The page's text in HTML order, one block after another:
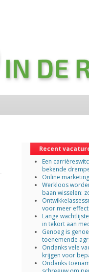
Recent
Een
bekende
Online
Werkloos
baan wisselen:
voor meer effect
Lange
in tekort aan
Genoeg is
toenemende
Ondanks vele
krijgen voor
Ondanks